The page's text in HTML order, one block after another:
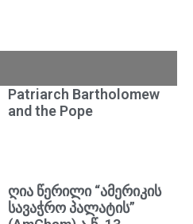
Patriarch Bartholomew
and the Pope
ღია წერილი “ამერიკის
სავაჭრო პალატის”